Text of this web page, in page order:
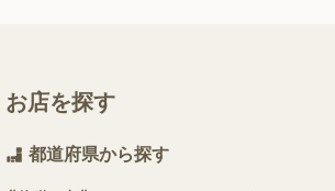
お店を探す
都道府県から探す